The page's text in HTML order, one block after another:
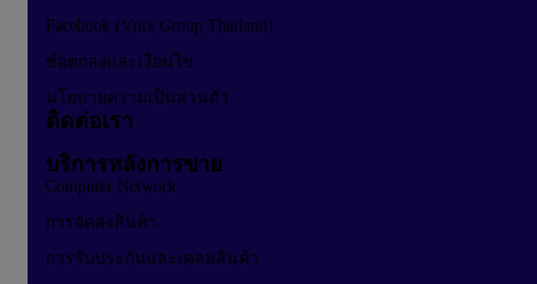
Facebook (Vnix Group Thailand)
ข้อตกลงและเงื่อนไข
นโยบายความเป็นส่วนตัว
ติดต่อเรา
บริการหลังการขาย
Computer Network
การจัดส่งสินค้า
การรับประกันและเคลมสินค้า